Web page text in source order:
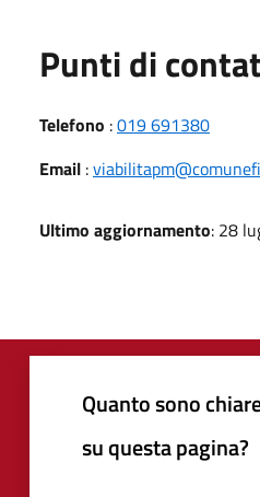
Punti di
Telefono :019 691380
Email :
Ultimo aggiornamento: 28
Quanto sono
su questa pagina?